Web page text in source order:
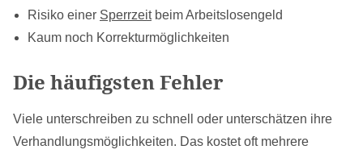
Risiko einer Sperrzeitbeim Arbeitslosengeld
Kaum noch Korrekturmöglichkeiten
Die häufigsten Fehler
Viele unterschreiben zu schnell oder unterschätzen ihre
Verhandlungsmöglichkeiten. Das kostet oft mehrere